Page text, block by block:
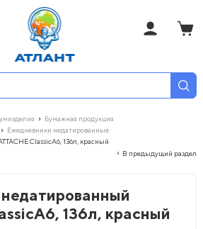
Бумажная продукция
Ежедневники недатированные
ClassicА6, 136л, красный
В предыдущий раздел
136л, красный